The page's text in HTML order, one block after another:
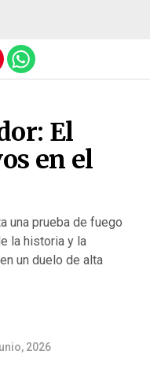
El
en el
una prueba de fuego
la historia y la
un duelo de alta
2026
móvil